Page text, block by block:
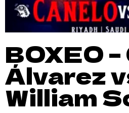
BOXEO
Álvarez
William